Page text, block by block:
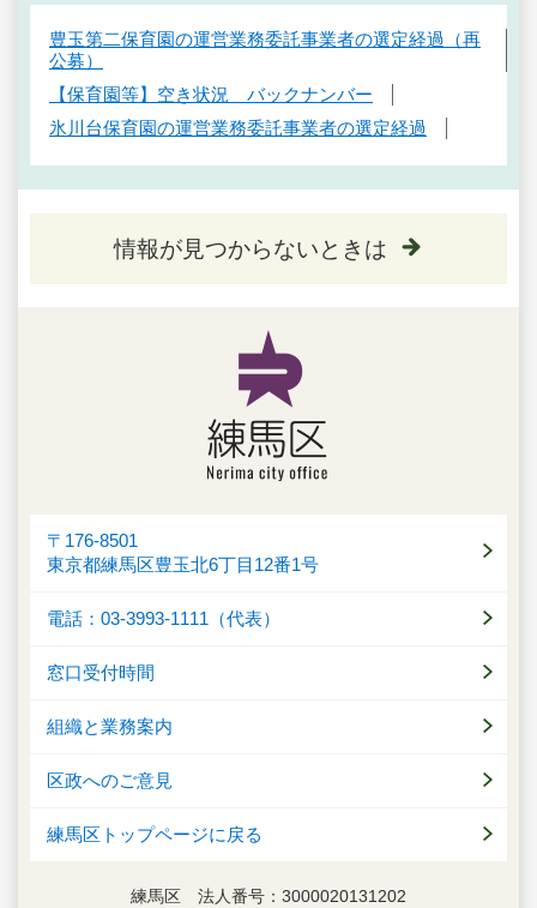
豊玉第二保育園の運営業務委託事業者の選定経過（再
公募）
【保育園等】空き状況 バックナンバー
氷川台保育園の運営業務委託事業者の選定経過
情報が見つからないときは
〒176-8501
東京都練馬区豊玉北6丁目12番1号
電話：03-3993-1111（代表）
窓口受付時間
組織と業務案内
区政へのご意見
練馬区トップページに戻る
練馬区 法人番号：3000020131202